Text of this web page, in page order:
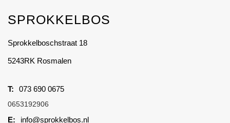
SPROKKELBOS
Sprokkelboschstraat 18
5243RK Rosmalen
073 690 0675
0653192906
info@sprokkelbos.nl